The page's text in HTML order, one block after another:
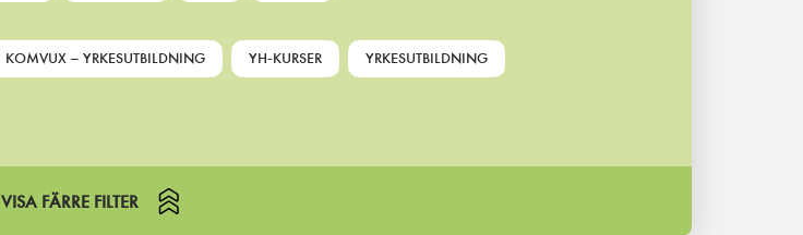
KOMVUX – YRKESUTBILDNING YH-KURSER YRKESUTBILDNING
VISA FÄRRE FILTER